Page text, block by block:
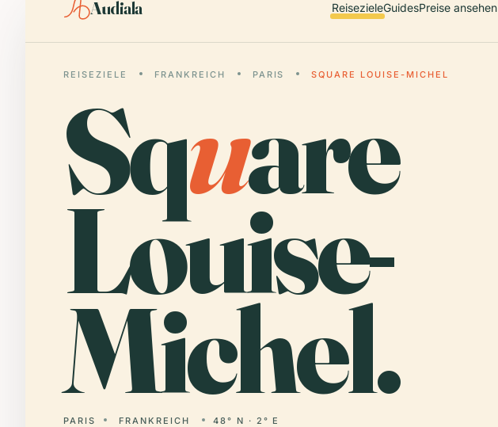
Audiala ReisezieleGuidesPreise ansehen
REISEZIELE FRANKREICH PARIS SQUARE LOUISE-MICHEL
Square
Louise-
Michel.
PARIS FRANKREICH 48° N · 2° E